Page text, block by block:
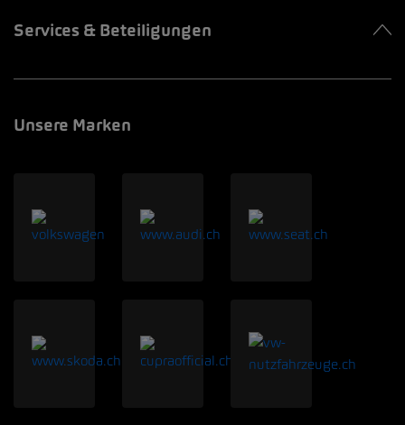
Services & Beteiligungen
Unsere Marken